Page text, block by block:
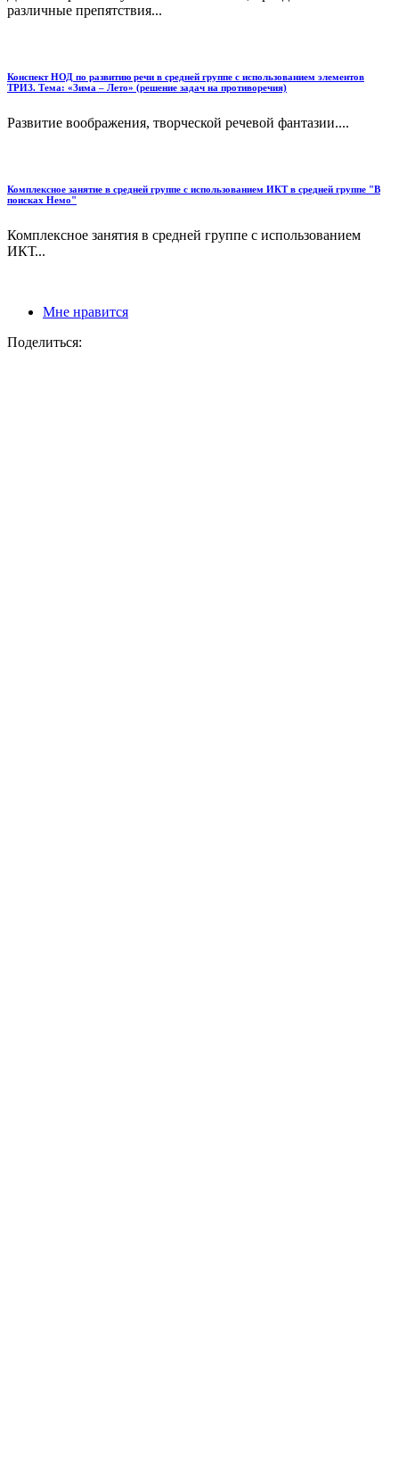
различные препятствия...
Конспект НОД по развитию речи в средней группе с использованием элементов
ТРИЗ. Тема: «Зима – Лето» (решение задач на противоречия)
Развитие воображения, творческой речевой фантазии....
Комплексное занятие в средней группе с использованием ИКТ в средней группе "В
поисках Немо"
Комплексное занятия в средней группе с использованием
ИКТ...
Мне нравится
Поделиться: